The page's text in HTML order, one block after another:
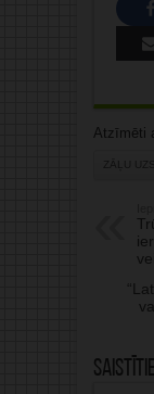
Atzīmēti
ZĀĻU